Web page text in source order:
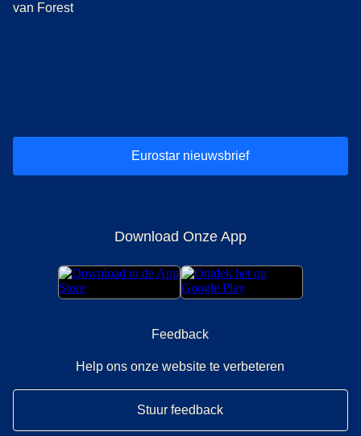
van Forest
Eurostar nieuwsbrief
Download Onze App
Feedback
Help ons onze website te verbeteren
Stuur feedback